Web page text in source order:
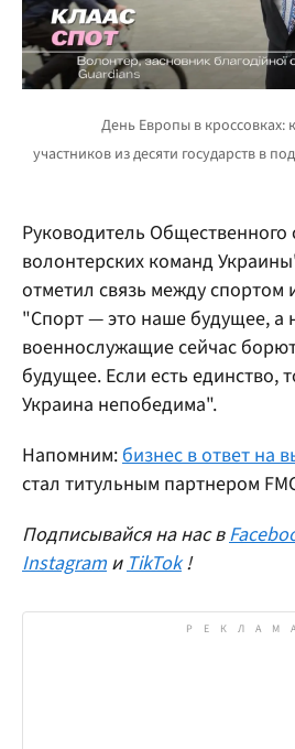
Руководитель
волонтерских команд
отметил связь между
"Спорт — это наше будущее, а
военнослужащие сейчас
будущее. Если есть единство,
Украина непобедима".
Напомним: бизнес в ответ на
стал титульным партнером
Подписывайся на нас в
Instagram и TikTok !